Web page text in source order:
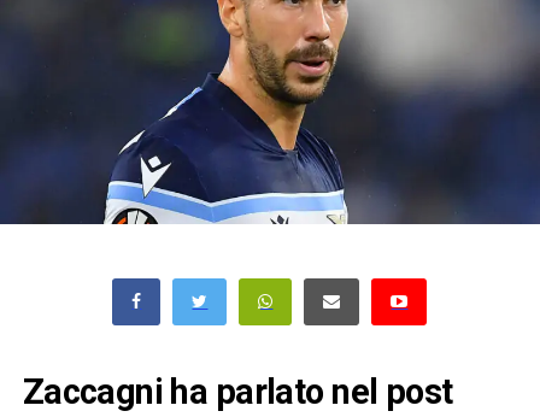
Zaccagni ha parlato nel post